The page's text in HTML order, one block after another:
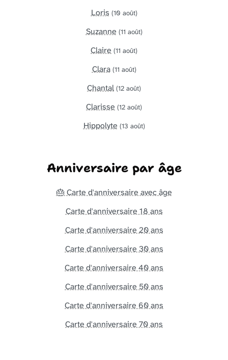
Loris (10 août)
Suzanne (11 août)
Claire (11 août)
Clara (11 août)
Chantal (12 août)
Clarisse (12 août)
Hippolyte (13 août)
Anniversaire par âge
🎂 Carte d'anniversaire avec âge
Carte d'anniversaire 18 ans
Carte d'anniversaire 20 ans
Carte d'anniversaire 30 ans
Carte d'anniversaire 40 ans
Carte d'anniversaire 50 ans
Carte d'anniversaire 60 ans
Carte d'anniversaire 70 ans